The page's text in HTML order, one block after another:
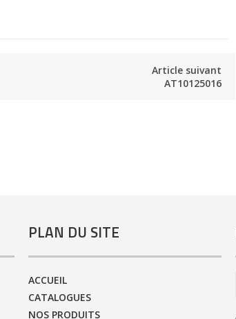
Article suivant
AT10125016
PLAN DU SITE
ACCUEIL
CATALOGUES
NOS PRODUITS